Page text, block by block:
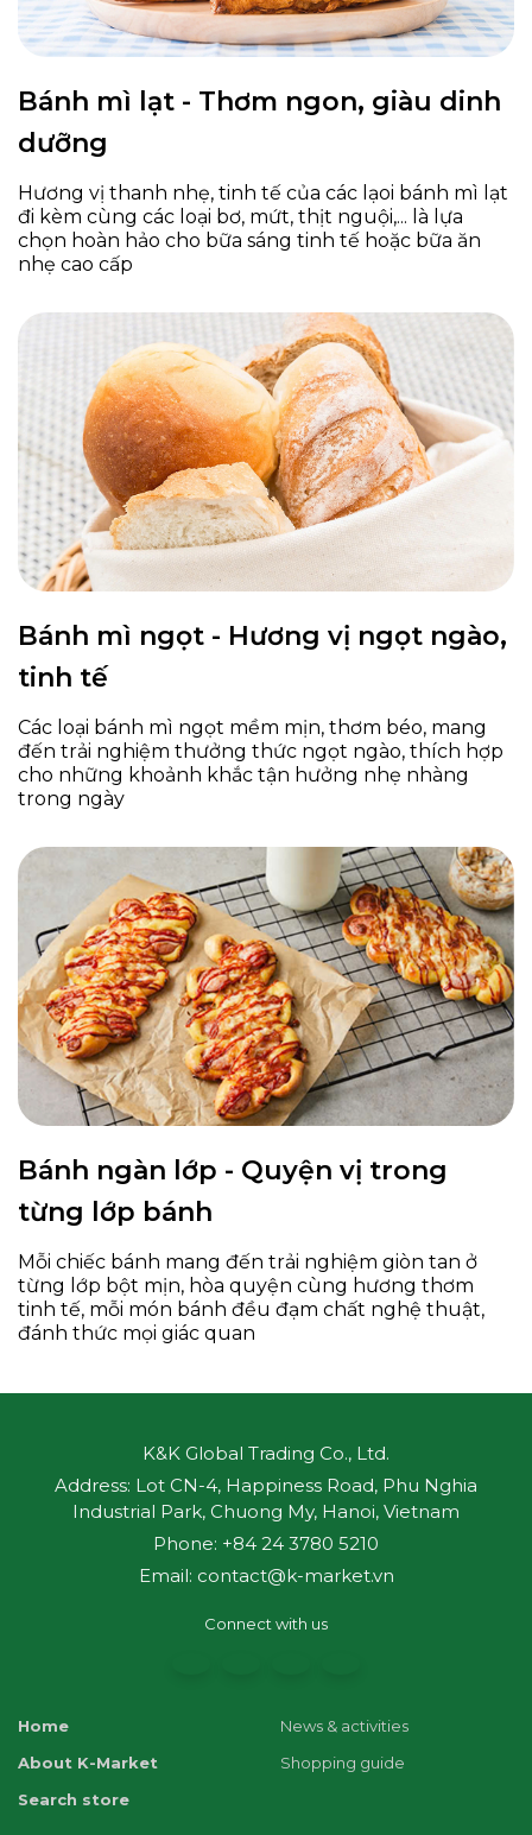
Bánh mì lạt - Thơm ngon, giàu dinh
dưỡng
Hương vị thanh nhẹ, tinh tế của các lạoi bánh mì lạt
đi kèm cùng các loại bơ, mứt, thịt nguội,... là lựa
chọn hoàn hảo cho bữa sáng tinh tế hoặc bữa ăn
nhẹ cao cấp
Bánh mì ngọt - Hương vị ngọt ngào,
tinh tế
Các loại bánh mì ngọt mềm mịn, thơm béo, mang
đến trải nghiệm thưởng thức ngọt ngào, thích hợp
cho những khoảnh khắc tận hưởng nhẹ nhàng
trong ngày
Bánh ngàn lớp - Quyện vị trong
từng lớp bánh
Mỗi chiếc bánh mang đến trải nghiệm giòn tan ở
từng lớp bột mịn, hòa quyện cùng hương thơm
tinh tế, mỗi món bánh đều đạm chất nghệ thuật,
đánh thức mọi giác quan
K&K Global Trading Co., Ltd.
Address: Lot CN-4, Happiness Road, Phu Nghia
Industrial Park, Chuong My, Hanoi, Vietnam
Phone: +84 24 3780 5210
Email: contact@k-market.vn
Connect with us
Home
About K-Market
Search store
News & activities
Shopping guide